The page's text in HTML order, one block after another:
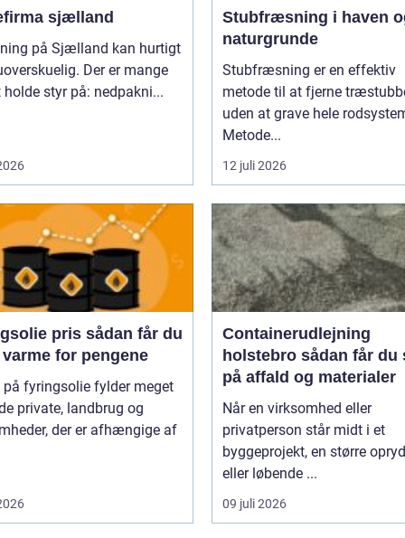
sjælland
på Sjælland kan hurtigt
Der er mange
styr på: nedpakni...
Stubfræsning i haven
naturgrunde
Stubfræsning er en effektiv
metode til at fjerne
uden at grave hele
Metode...
12 juli 2026
pris sådan får du
for pengene
på fyringsolie fylder meget
private, landbrug og
der er afhængige af
Containerudlejning
holstebro sådan får du styr
på affald og materialer
Når en virksomhed eller
privatperson står midt i et
byggeprojekt, en større
eller løbende ...
09 juli 2026